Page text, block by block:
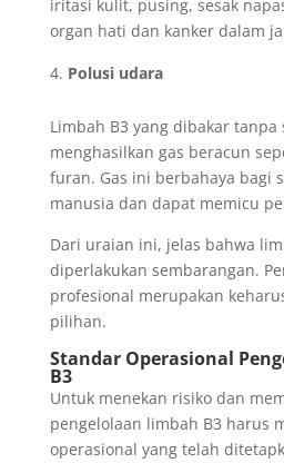
iritasi kulit, pusing, sesak
organ hati dan kanker dalam
Polusi udara
Limbah B3 yang dibakar
menghasilkan gas beracun
furan. Gas ini berbahaya bagi
manusia dan dapat memicu
Dari uraian ini, jelas bahwa
diperlakukan sembarangan.
profesional merupakan
pilihan.
Standar Operasional
B3
Untuk menekan risiko dan
pengelolaan limbah B3 harus
operasional yang telah